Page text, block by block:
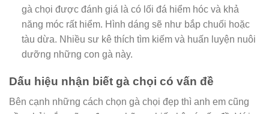
gà chọi được đánh giá là có lối đá hiểm hóc và khả
năng móc rất hiểm. Hình dáng sẽ như bắp chuối hoặc
tàu dừa. Nhiều sư kê thích tìm kiếm và huấn luyện nuôi
dưỡng những con gà này.
Dấu hiệu nhận biết gà chọi có vấn đề
Bên cạnh những cách chọn gà chọi đẹp thì anh em cũng